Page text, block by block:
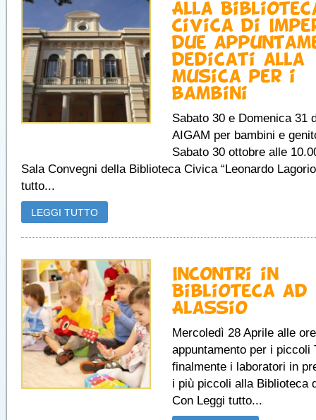
Alla
Civica di
due
dedicati alla
musica per i
bambini
Sabato 30 e Domenica 31
AIGAM per bambini e
Sabato 30 ottobre alle
Sala Convegni della Biblioteca Civica “Leonardo
tutto...
LEGGI TUTTO
Incontri in
Biblioteca ad
Alassio
Mercoledì 28 Aprile alle
appuntamento per i piccoli
finalmente i laboratori in
i più piccoli alla Biblioteca
Con Leggi tutto...